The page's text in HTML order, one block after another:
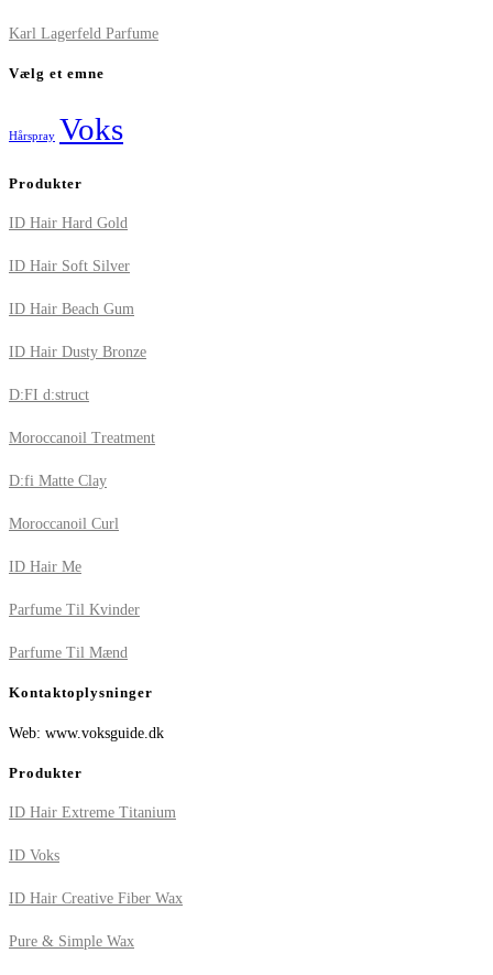
Karl Lagerfeld Parfume
Vælg et emne
Hårspray Voks
Produkter
ID Hair Hard Gold
ID Hair Soft Silver
ID Hair Beach Gum
ID Hair Dusty Bronze
D:FI d:struct
Moroccanoil Treatment
D:fi Matte Clay
Moroccanoil Curl
ID Hair Me
Parfume Til Kvinder
Parfume Til Mænd
Kontaktoplysninger
Web: www.voksguide.dk
Produkter
ID Hair Extreme Titanium
ID Voks
ID Hair Creative Fiber Wax
Pure & Simple Wax